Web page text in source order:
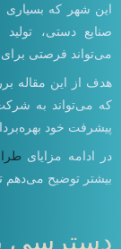
این شهر که بسیاری
صنایع دستی،
می‌تواند فرصتی برای
هدف از این مقاله
که می‌تواند به
پیشرفت خود
در ادامه مزایای
بیشتر توضیح می‌دهم
دسترسی